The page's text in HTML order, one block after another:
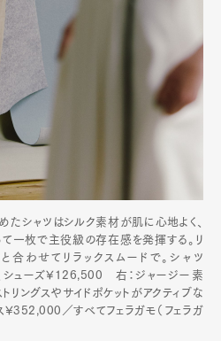
たシャツはシルク素材が肌に心地よく、
て一枚で主役級の存在感を発揮する。リ
合わせてリラックスムードで。シャツ
ューズ¥126,500 右：ジャージー素
リングスやサイドポケットがアクティブな
¥352,000／すべてフェラガモ（フェラガ